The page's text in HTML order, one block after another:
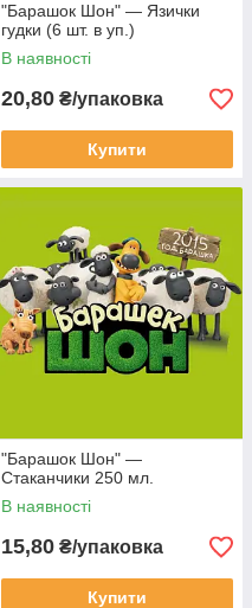
"Барашок Шон" — Язички
гудки (6 шт. в уп.)
В наявності
20,80 ₴/упаковка
Купити
"Барашок Шон" —
Стаканчики 250 мл.
В наявності
15,80 ₴/упаковка
Купити